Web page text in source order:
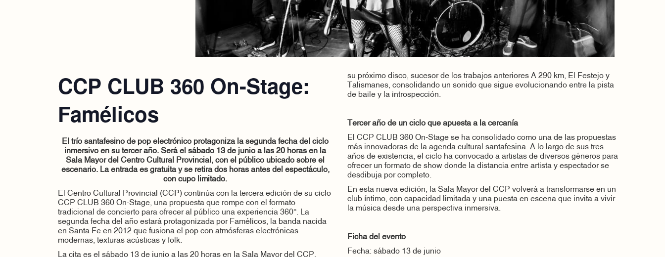
CCP CLUB 360 On-Stage:
Famélicos
El trío santafesino de pop electrónico protagoniza la segunda fecha del ciclo
inmersivo en su tercer año. Será el sábado 13 de junio a las 20 horas en la
Sala Mayor del Centro Cultural Provincial, con el público ubicado sobre el
escenario. La entrada es gratuita y se retira dos horas antes del espectáculo,
con cupo limitado.
El Centro Cultural Provincial (CCP) continúa con la tercera edición de su ciclo
CCP CLUB 360 On-Stage, una propuesta que rompe con el formato
tradicional de concierto para ofrecer al público una experiencia 360°. La
segunda fecha del año estará protagonizada por Famélicos, la banda nacida
en Santa Fe en 2012 que fusiona el pop con atmósferas electrónicas
modernas, texturas acústicas y folk.
La cita es el sábado 13 de junio a las 20 horas en la Sala Mayor del CCP,
su próximo disco, sucesor de los trabajos anteriores A 290 km, El Festejo y
Talismanes, consolidando un sonido que sigue evolucionando entre la pista
de baile y la introspección.
Tercer año de un ciclo que apuesta a la cercanía
El CCP CLUB 360 On-Stage se ha consolidado como una de las propuestas
más innovadoras de la agenda cultural santafesina. A lo largo de sus tres
años de existencia, el ciclo ha convocado a artistas de diversos géneros para
ofrecer un formato de show donde la distancia entre artista y espectador se
desdibuja por completo.
En esta nueva edición, la Sala Mayor del CCP volverá a transformarse en un
club íntimo, con capacidad limitada y una puesta en escena que invita a vivir
la música desde una perspectiva inmersiva.
Ficha del evento
Fecha: sábado 13 de junio